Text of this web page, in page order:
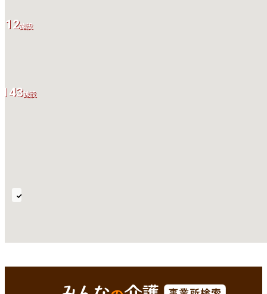
12施設
143施設